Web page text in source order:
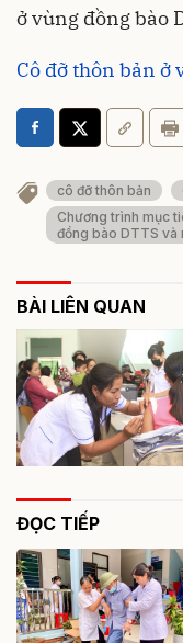
ở vùng đồng bào
Cô đỡ thôn bản ở
cô đỡ thôn bản
Chương trình mục
đồng bào DTTS và
BÀI LIÊN QUAN
ĐỌC TIẾP